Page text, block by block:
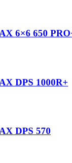
6×6 650
DPS 1000R+
DPS 570